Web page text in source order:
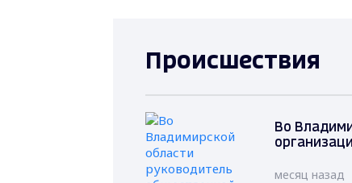
Происшествия
Во
месяц назад